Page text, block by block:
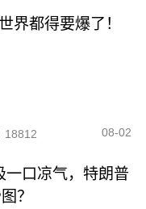
界都得要爆了！
18812 08-02
一口凉气，特朗普
？